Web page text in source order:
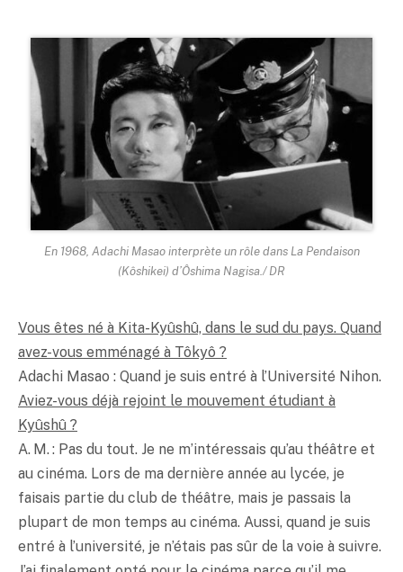
En 1968, Adachi Masao interprète un rôle dans La Pendaison
(Kôshikei) d’Ôshima Nagisa./ DR
Vous êtes né à Kita-Kyûshû, dans le sud du pays. Quand
avez-vous emménagé à Tôkyô ?
Adachi Masao : Quand je suis entré à l’Université Nihon.
Aviez-vous déjà rejoint le mouvement étudiant à
Kyûshû ?
A. M. : Pas du tout. Je ne m’intéressais qu’au théâtre et
au cinéma. Lors de ma dernière année au lycée, je
faisais partie du club de théâtre, mais je passais la
plupart de mon temps au cinéma. Aussi, quand je suis
entré à l’université, je n’étais pas sûr de la voie à suivre.